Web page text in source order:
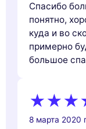
Спасибо
понятно,
куда и во
примерно
большое
8 марта 2020